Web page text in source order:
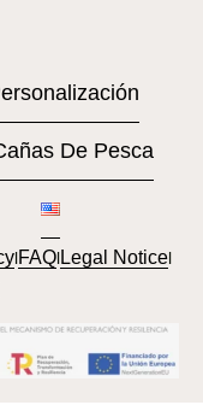
De Pesca
lFAQlLegal Noticel